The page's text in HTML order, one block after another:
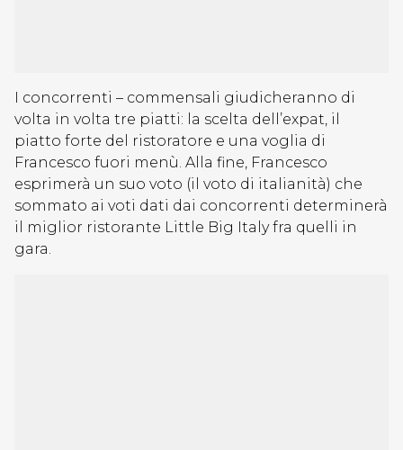
I concorrenti – commensali giudicheranno di
volta in volta tre piatti: la scelta dell’expat, il
piatto forte del ristoratore e una voglia di
Francesco fuori menù. Alla fine, Francesco
esprimerà un suo voto (il voto di italianità) che
sommato ai voti dati dai concorrenti determinerà
il miglior ristorante Little Big Italy fra quelli in
gara.